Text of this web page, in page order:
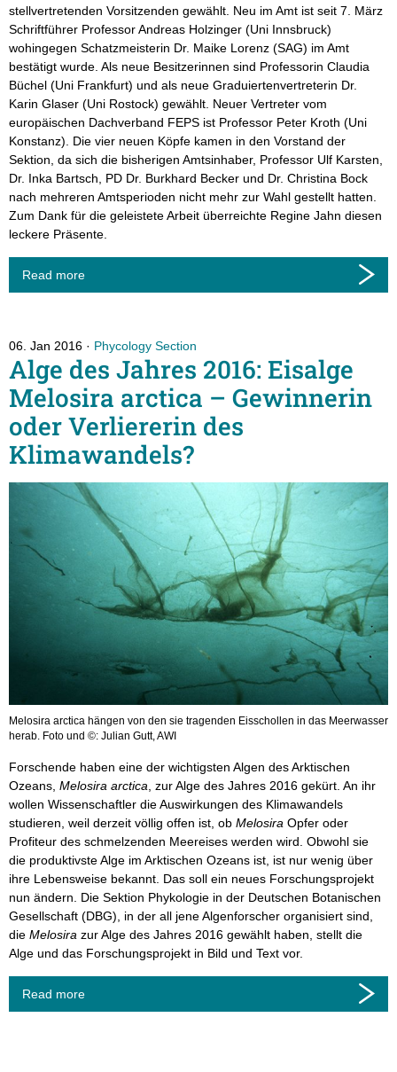
stellvertretenden Vorsitzenden gewählt. Neu im Amt ist seit 7. März
Schriftführer Professor Andreas Holzinger (Uni Innsbruck)
wohingegen Schatzmeisterin Dr. Maike Lorenz (SAG) im Amt
bestätigt wurde. Als neue Besitzerinnen sind Professorin Claudia
Büchel (Uni Frankfurt) und als neue Graduiertenvertreterin Dr.
Karin Glaser (Uni Rostock) gewählt. Neuer Vertreter vom
europäischen Dachverband FEPS ist Professor Peter Kroth (Uni
Konstanz). Die vier neuen Köpfe kamen in den Vorstand der
Sektion, da sich die bisherigen Amtsinhaber, Professor Ulf Karsten,
Dr. Inka Bartsch, PD Dr. Burkhard Becker und Dr. Christina Bock
nach mehreren Amtsperioden nicht mehr zur Wahl gestellt hatten.
Zum Dank für die geleistete Arbeit überreichte Regine Jahn diesen
leckere Präsente.
Read more
06. Jan 2016 Phycology Section
Alge des Jahres 2016: Eisalge
Melosira arctica – Gewinnerin
oder Verliererin des
Klimawandels?
Melosira arctica hängen von den sie tragenden Eisschollen in das Meerwasser
herab. Foto und ©: Julian Gutt, AWI
Forschende haben eine der wichtigsten Algen des Arktischen
Ozeans, Melosira arctica , zur Alge des Jahres 2016 gekürt. An ihr
wollen Wissenschaftler die Auswirkungen des Klimawandels
studieren, weil derzeit völlig offen ist, ob Melosira Opfer oder
Profiteur des schmelzenden Meereises werden wird. Obwohl sie
die produktivste Alge im Arktischen Ozeans ist, ist nur wenig über
ihre Lebensweise bekannt. Das soll ein neues Forschungsprojekt
nun ändern. Die Sektion Phykologie in der Deutschen Botanischen
Gesellschaft (DBG), in der all jene Algenforscher organisiert sind,
die Melosira zur Alge des Jahres 2016 gewählt haben, stellt die
Alge und das Forschungsprojekt in Bild und Text vor.
Read more